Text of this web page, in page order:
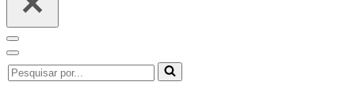
Menu
de
navegação
Menu
de
navegação
Pesquisar
por...